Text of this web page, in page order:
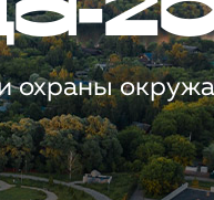
охраны